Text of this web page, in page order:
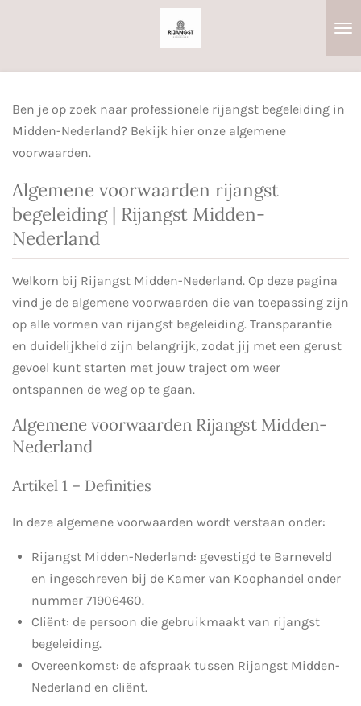
hoofdinhoud
Ben je op zoek naar professionele rijangst begeleiding in
Midden-Nederland? Bekijk hier onze algemene
voorwaarden.
Algemene voorwaarden rijangst
begeleiding | Rijangst Midden-
Nederland
Welkom bij Rijangst Midden-Nederland. Op deze pagina
vind je de algemene voorwaarden die van toepassing zijn
op alle vormen van rijangst begeleiding. Transparantie
en duidelijkheid zijn belangrijk, zodat jij met een gerust
gevoel kunt starten met jouw traject om weer
ontspannen de weg op te gaan.
Algemene voorwaarden Rijangst Midden-
Nederland
Artikel 1 – Definities
In deze algemene voorwaarden wordt verstaan onder:
Rijangst Midden-Nederland: gevestigd te Barneveld
en ingeschreven bij de Kamer van Koophandel onder
nummer 71906460.
Cliënt: de persoon die gebruikmaakt van rijangst
begeleiding.
Overeenkomst: de afspraak tussen Rijangst Midden-
Nederland en cliënt.